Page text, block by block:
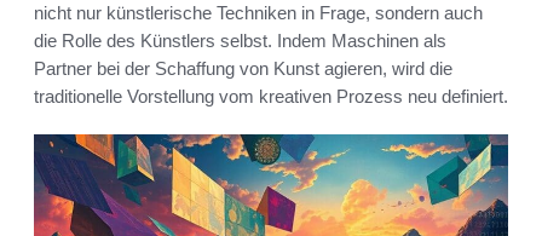
nicht nur künstlerische Techniken in Frage, sondern auch
die Rolle des Künstlers selbst. Indem Maschinen als
Partner bei der Schaffung von Kunst agieren, wird die
traditionelle Vorstellung vom kreativen Prozess neu definiert.